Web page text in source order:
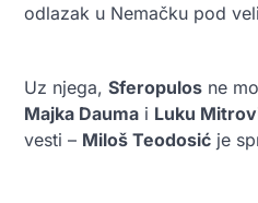
odlazak u Nemačku pod
Uz njega, Sferopulos ne
Majka Dauma i Luku
vesti – Miloš Teodosić je